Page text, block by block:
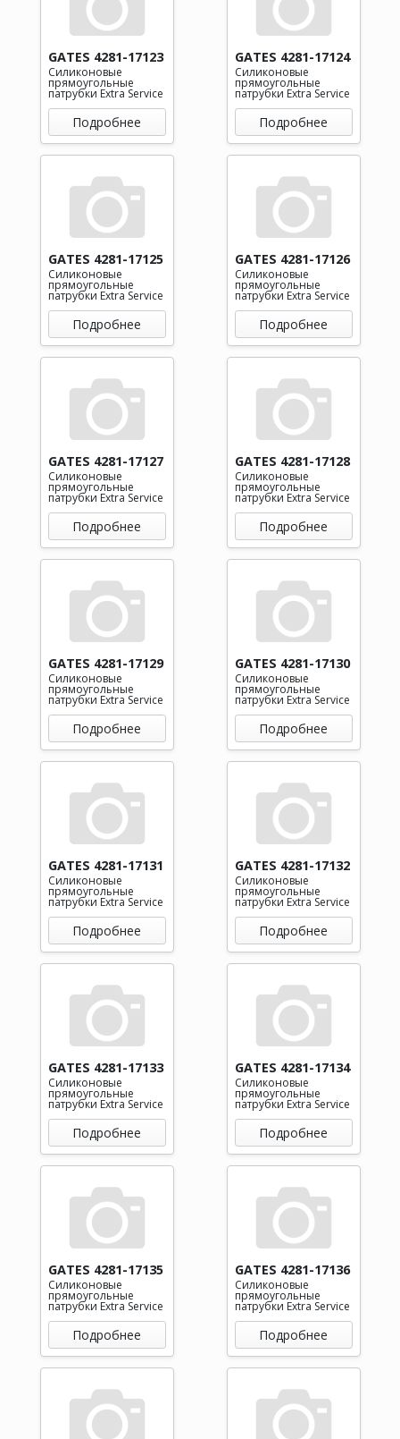
GATES 4281-17123
Силиконовые
прямоугольные
патрубки Extra Service
Подробнее
GATES 4281-17124
Силиконовые
прямоугольные
патрубки Extra Service
Подробнее
GATES 4281-17125
Силиконовые
прямоугольные
патрубки Extra Service
Подробнее
GATES 4281-17126
Силиконовые
прямоугольные
патрубки Extra Service
Подробнее
GATES 4281-17127
Силиконовые
прямоугольные
патрубки Extra Service
Подробнее
GATES 4281-17128
Силиконовые
прямоугольные
патрубки Extra Service
Подробнее
GATES 4281-17129
Силиконовые
прямоугольные
патрубки Extra Service
Подробнее
GATES 4281-17130
Силиконовые
прямоугольные
патрубки Extra Service
Подробнее
GATES 4281-17131
Силиконовые
прямоугольные
патрубки Extra Service
Подробнее
GATES 4281-17132
Силиконовые
прямоугольные
патрубки Extra Service
Подробнее
GATES 4281-17133
Силиконовые
прямоугольные
патрубки Extra Service
Подробнее
GATES 4281-17134
Силиконовые
прямоугольные
патрубки Extra Service
Подробнее
GATES 4281-17135
Силиконовые
прямоугольные
патрубки Extra Service
Подробнее
GATES 4281-17136
Силиконовые
прямоугольные
патрубки Extra Service
Подробнее